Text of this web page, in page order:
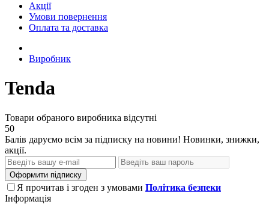
Акції
Умови повернення
Оплата та доставка
Виробник
Tenda
Товари обраного виробника відсутні
50
Балів даруємо всім за підписку на новини! Новинки, знижки,
акції.
Оформити підписку
Я прочитав і згоден з умовами Політика безпеки
Інформація